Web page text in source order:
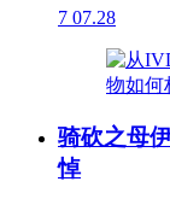
7 07.28
骑砍之母
悼